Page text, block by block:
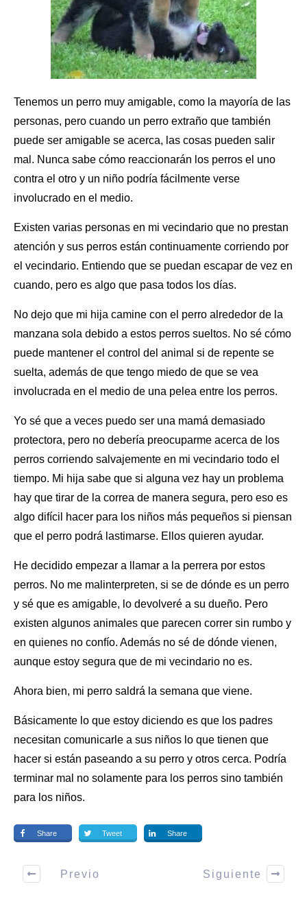
Tenemos un perro muy amigable, como la mayoría de las
personas, pero cuando un perro extraño que también
puede ser amigable se acerca, las cosas pueden salir
mal. Nunca sabe cómo reaccionarán los perros el uno
contra el otro y un niño podría fácilmente verse
involucrado en el medio.
Existen varias personas en mi vecindario que no prestan
atención y sus perros están continuamente corriendo por
el vecindario. Entiendo que se puedan escapar de vez en
cuando, pero es algo que pasa todos los días.
No dejo que mi hija camine con el perro alrededor de la
manzana sola debido a estos perros sueltos. No sé cómo
puede mantener el control del animal si de repente se
suelta, además de que tengo miedo de que se vea
involucrada en el medio de una pelea entre los perros.
Yo sé que a veces puedo ser una mamá demasiado
protectora, pero no debería preocuparme acerca de los
perros corriendo salvajemente en mi vecindario todo el
tiempo. Mi hija sabe que si alguna vez hay un problema
hay que tirar de la correa de manera segura, pero eso es
algo difícil hacer para los niños más pequeños si piensan
que el perro podrá lastimarse. Ellos quieren ayudar.
He decidido empezar a llamar a la perrera por estos
perros. No me malinterpreten, si se de dónde es un perro
y sé que es amigable, lo devolveré a su dueño. Pero
existen algunos animales que parecen correr sin rumbo y
en quienes no confío. Además no sé de dónde vienen,
aunque estoy segura que de mi vecindario no es.
Ahora bien, mi perro saldrá la semana que viene.
Básicamente lo que estoy diciendo es que los padres
necesitan comunicarle a sus niños lo que tienen que
hacer si están paseando a su perro y otros cerca. Podría
terminar mal no solamente para los perros sino también
para los niños.
Share Tweet Share
Previo Siguiente